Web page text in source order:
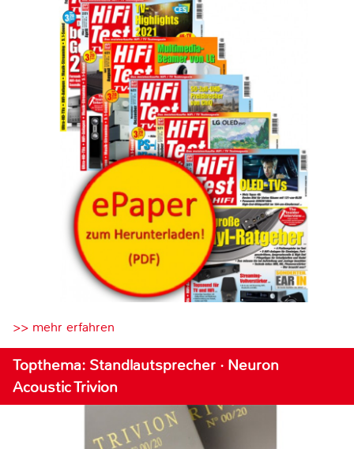
>> mehr erfahren
Topthema: Standlautsprecher · Neuron
Acoustic Trivion